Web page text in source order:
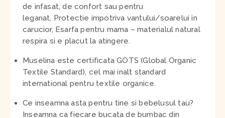
de infasat, de confort sau pentru
leganat, Protectie impotriva vantului/soarelui in
carucior, Esarfa pentru mama – materialul natural
respira si e placut la atingere.
Muselina este certificata GOTS (Global Organic
Textile Standard), cel mai inalt standard
international pentru textile organice.
Ce inseamna asta pentru tine si bebelusul tau?
Inseamna ca fiecare bucata de bumbac din